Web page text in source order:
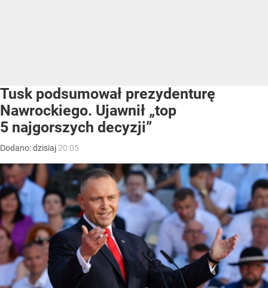
Tusk podsumował prezydenturę
Nawrockiego. Ujawnił „top
5 najgorszych decyzji”
Dodano:dzisiaj 20:05